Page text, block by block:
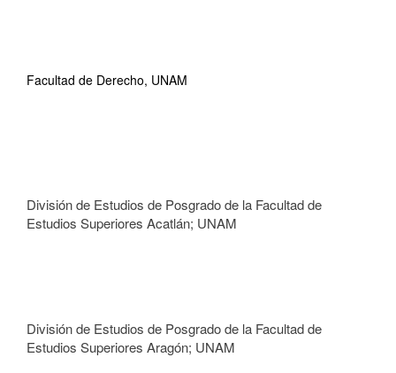
Facultad de Derecho, UNAM
División de Estudios de Posgrado de la Facultad de
Estudios Superiores Acatlán; UNAM
División de Estudios de Posgrado de la Facultad de
Estudios Superiores Aragón; UNAM